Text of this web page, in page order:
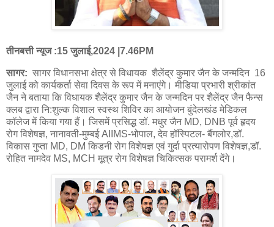
तीनबत्ती न्यूज :15 जुलाई,2024 |7.46PM
सागर: सागर विधानसभा क्षेत्र से विधायक शैलेंद्र कुमार जैन के जन्मदिन 16
जुलाई को कार्यकर्ता सेवा दिवस के रूप में मनाएंगे। मीडिया प्रभारी श्रीकांत
जैन ने बताया कि विधायक शैलेंद्र कुमार जैन के जन्मदिन पर शैलेंद्र जैन फैन्स
क्लब द्वारा नि:शुल्क विशाल स्वस्थ शिविर का आयोजन बुंदेलखंड मेडिकल
कॉलेज में किया गया हैं। जिसमें प्रसिद्ध डॉ. मधुर जैन MD, DNB पूर्व हृदय
रोग विशेषज्ञ, नानावती-मुम्बई AIIMS-भोपाल, देव हॉस्पिटल- बैंगलोर,डॉ.
विकास गुप्ता MD, DM किडनी रोग विशेषज्ञ एवं गुर्दा प्रत्यारोपण विशेषज्ञ,डॉ.
रोहित नामदेव MS, MCH मूत्र रोग विशेषज्ञ चिकित्सक परामर्श देंगे।